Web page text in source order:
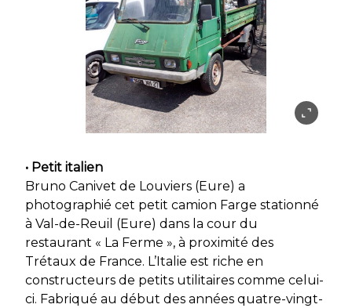
• Petit italien
Bruno Canivet de Louviers (Eure) a
photographié cet petit camion Farge stationné
à Val-de-Reuil (Eure) dans la cour du
restaurant « La Ferme », à proximité des
Trétaux de France. L’Italie est riche en
constructeurs de petits utilitaires comme celui-
ci. Fabriqué au début des années quatre-vingt-